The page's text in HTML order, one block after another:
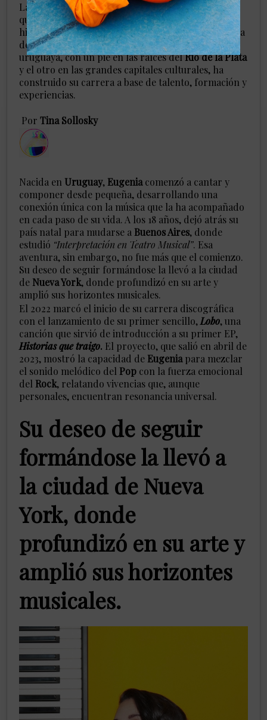
La voz deEugenia Antones la de una generación
que busca crear desde la sinceridad, contando
historias que habitan entre la nostalgia y la frescura
de un futuro prometedor. Esta joven cantautora
uruguaya, con un pie en las raíces delRío de la Plata
y el otro en las grandes capitales culturales, ha
construido su carrera a base de talento, formación y
experiencias.
​PorTina Sollosky
Nacida en Uruguay, Eugeniacomenzó a cantar y
componer desde pequeña, desarrollando una
conexión única con la música que la ha acompañado
en cada paso de su vida. A los 18 años, dejó atrás su
país natal para mudarse a Buenos Aires, donde
estudió “Interpretación en Teatro Musical”. Esa
aventura, sin embargo, no fue más que el comienzo.
Su deseo de seguir formándose la llevó a la ciudad
de Nueva York, donde profundizó en su arte y
amplió sus horizontes musicales.
El 2022 marcó el inicio de su carrera discográfica
con el lanzamiento de su primer sencillo, Lobo, una
canción que sirvió de introducción a su primer EP,
Historias que traigo. El proyecto, que salió en abril de
2023, mostró la capacidad de Eugeniapara mezclar
el sonido melódico del Pop con la fuerza emocional
del Rock, relatando vivencias que, aunque
personales, encuentran resonancia universal.
Su deseo de seguir
formándose la llevó a
la ciudad de Nueva
York, donde
profundizó en su arte y
amplió sus horizontes
musicales.